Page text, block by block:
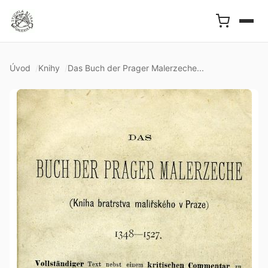
Úvod Knihy Das Buch der Prager Malerzeche...